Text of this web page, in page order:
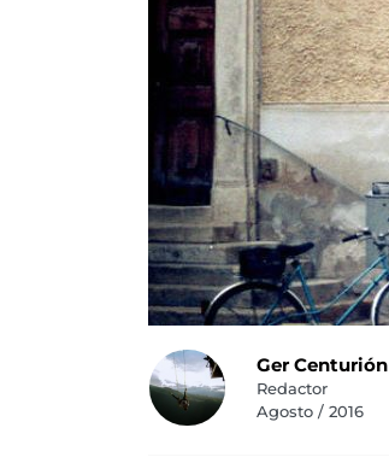
Ger Centurión
Redactor
Agosto / 2016